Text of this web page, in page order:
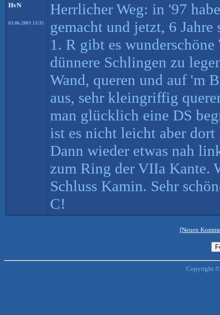
HvN
03.06.2003 13:35
Herrlicher Weg: in '97
gemacht und jetzt, 6
1. R gibt es
dünnere Schlingen zu
Wand, queren und auf 'm
aus, sehr kleingriffig
man glücklich eine DS
ist es nicht leicht aber
Dann wieder etwas nah
zum Ring der VIIa Kante.
Schluss Kamin. Sehr
C!
[Neuen
Copyright ©